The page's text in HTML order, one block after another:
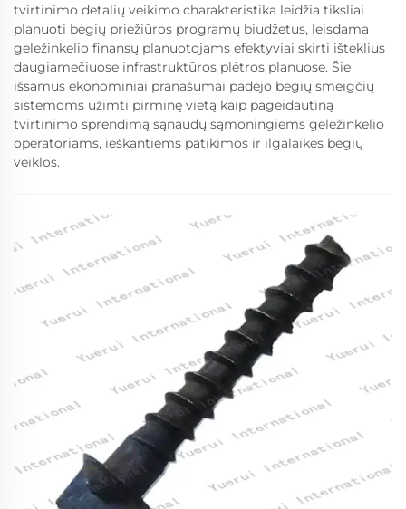
tvirtinimo detalių veikimo charakteristika leidžia tiksliai
planuoti bėgių priežiūros programų biudžetus, leisdama
geležinkelio finansų planuotojams efektyviai skirti išteklius
daugiamečiuose infrastruktūros plėtros planuose. Šie
išsamūs ekonominiai pranašumai padėjo bėgių smeigčių
sistemoms užimti pirminę vietą kaip pageidautiną
tvirtinimo sprendimą sąnaudų sąmoningiems geležinkelio
operatoriams, ieškantiems patikimos ir ilgalaikės bėgių
veiklos.